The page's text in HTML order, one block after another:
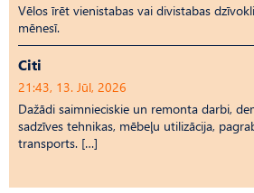
Vēlos īrēt vienistabas vai divistabas
mēnesī.
Citi
21:43, 13. Jūl, 2026
Dažādi saimnieciskie un remonta darbi,
sadzīves tehnikas, mēbeļu utilizācija,
transports. […]